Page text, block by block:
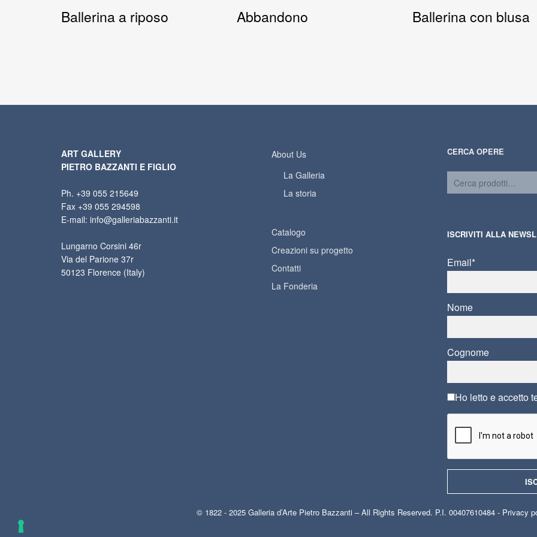
Ballerina a riposo Abbandono Ballerina con blusa
ART GALLERY
PIETRO BAZZANTI E FIGLIO
Ph. +39 055 215649
Fax +39 055 294598
E-mail: info@galleriabazzanti.it
Lungarno Corsini 46r
Via del Parione 37r
50123 Florence (Italy)
About Us
La Galleria
La storia
Catalogo
Creazioni su progetto
Contatti
La Fonderia
CERCA OPERE
ISCRIVITI ALLA
Email*
Nome
Cognome
Ho letto e accetto
© 1822 - 2025 Galleria d’Arte Pietro Bazzanti – All Rights Reserved. P.I. 00407610484 - Privacy